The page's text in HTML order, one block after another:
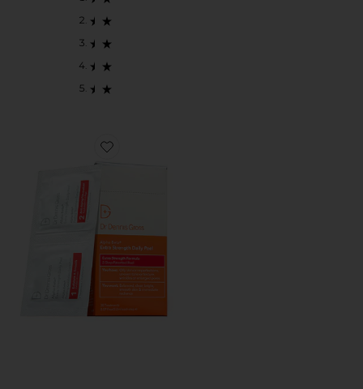
Favorite ALPHA BETA EXTRA STRENGTH DAILY